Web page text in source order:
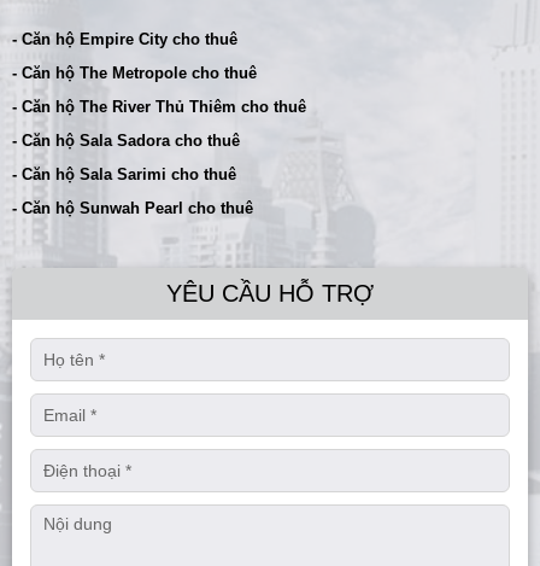
- Căn hộ Empire City cho thuê
- Căn hộ The Metropole cho thuê
- Căn hộ The River Thủ Thiêm cho thuê
- Căn hộ Sala Sadora cho thuê
- Căn hộ Sala Sarimi cho thuê
- Căn hộ Sunwah Pearl cho thuê
YÊU CẦU HỖ TRỢ